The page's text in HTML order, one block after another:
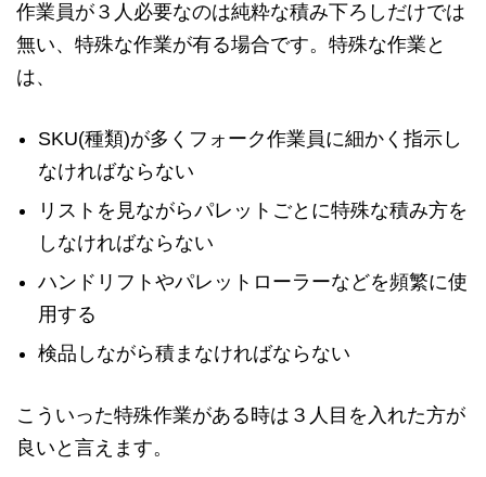
作業員が３人必要なのは純粋な積み下ろしだけでは
無い、特殊な作業が有る場合です。特殊な作業と
は、
SKU(種類)が多くフォーク作業員に細かく指示し
なければならない
リストを見ながらパレットごとに特殊な積み方を
しなければならない
ハンドリフトやパレットローラーなどを頻繁に使
用する
検品しながら積まなければならない
こういった特殊作業がある時は３人目を入れた方が
良いと言えます。